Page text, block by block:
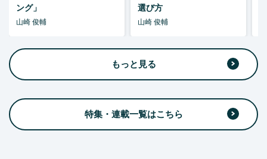
ング」
山崎 俊輔
選び方
山崎 俊輔
もっと見る
特集・連載一覧はこちら